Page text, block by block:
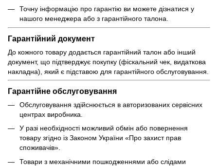
Точну інформацію про гарантію ви можете дізнатися у
нашого менеджера або з гарантійного талона.
Гарантійний документ
До кожного товару додається гарантійний талон або інший
документ, що підтверджує покупку (фіскальний чек, видаткова
накладна), який є підставою для гарантійного обслуговування.
Гарантійне обслуговування
Обслуговування здійснюється в авторизованих сервісних
центрах виробника.
У разі необхідності можливий обмін або повернення
товару згідно із Законом України «Про захист прав
споживачів».
Товари з механічними пошкодженнями або слідами